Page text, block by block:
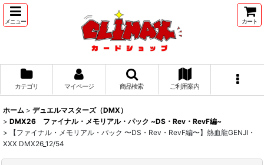
メニュー カート
カテゴリ マイページ 商品検索 ご利用案内
ホーム > デュエルマスターズ（DMX）
> DMX26 ファイナル・メモリアル・パック ~DS・Rev・RevF編~
>
【ファイナル・メモリアル・パック 〜DS・Rev・RevF編〜】熱血龍GENJI・
XXX DMX26_12/54